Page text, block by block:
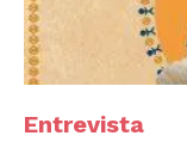
Entrevista